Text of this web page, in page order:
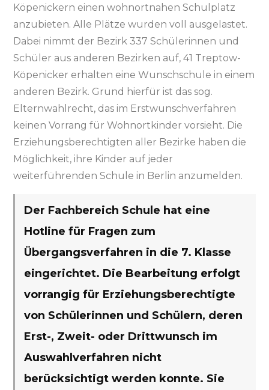
Köpenickern einen wohnortnahen Schulplatz
anzubieten. Alle Plätze wurden voll ausgelastet.
Dabei nimmt der Bezirk 337 Schülerinnen und
Schüler aus anderen Bezirken auf, 41 Treptow-
Köpenicker erhalten eine Wunschschule in einem
anderen Bezirk. Grund hierfür ist das sog.
Elternwahlrecht, das im Erstwunschverfahren
keinen Vorrang für Wohnortkinder vorsieht. Die
Erziehungsberechtigten aller Bezirke haben die
Möglichkeit, ihre Kinder auf jeder
weiterführenden Schule in Berlin anzumelden.
Der Fachbereich Schule hat eine
Hotline für Fragen zum
Übergangsverfahren in die 7. Klasse
eingerichtet. Die Bearbeitung erfolgt
vorrangig für Erziehungsberechtigte
von Schülerinnen und Schülern, deren
Erst-, Zweit- oder Drittwunsch im
Auswahlverfahren nicht
berücksichtigt werden konnte. Sie